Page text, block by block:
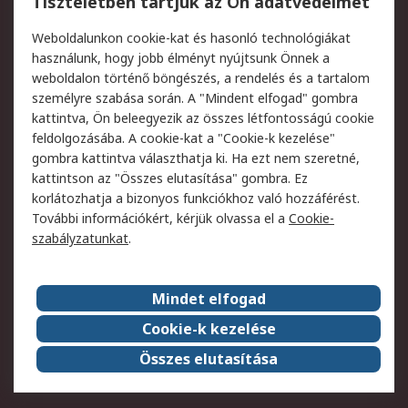
Termékvisszaküldés
Szolgáltatások
Jogi
Adatvédelmi
szabályzat
Az RS értékesítési
feltételei
Cookie szabályzat
Email biztonság
Webhelyre vonatkozó
feltételek
Weboldal felhasználói
szabályzata
Képviseletek
Rólunk
Vállalatcsoport
Karrier
Díjak és elismerések
ESG globális célok
Weboldalunkon cookie-kat és hasonló technológiákat
használunk, hogy jobb élményt nyújtsunk Önnek a
weboldalon történő böngészés, a rendelés és a tartalom
személyre szabása során. A "Mindent elfogad" gombra
kattintva, Ön beleegyezik az összes létfontosságú cookie
feldolgozásába. A cookie-kat a "Cookie-k kezelése"
gombra kattintva választhatja ki. Ha ezt nem szeretné,
kattintson az "Összes elutasítása" gombra. Ez
korlátozhatja a bizonyos funkciókhoz való hozzáférést.
További információkért, kérjük olvassa el a Cookie-
szabályzatunkat.
Mindet elfogad
Cookie-k kezelése
Összes elutasítása